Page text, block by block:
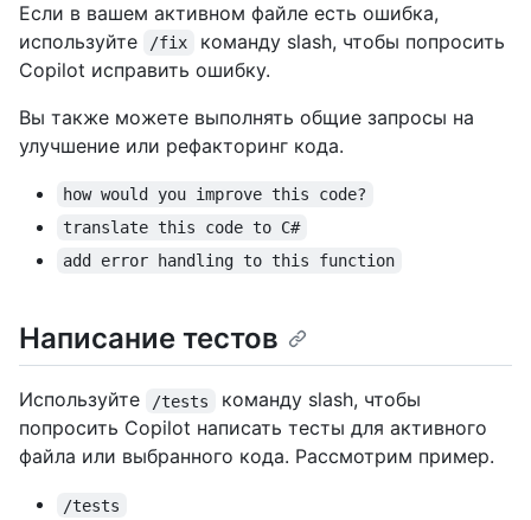
Если в вашем активном файле есть ошибка,
используйте
/fix
команду slash, чтобы попросить
Copilot исправить ошибку.
Вы также можете выполнять общие запросы на
улучшение или рефакторинг кода.
how would you improve this code?
translate this code to C#
add error handling to this function
Написание тестов
Используйте /tests
команду slash, чтобы
попросить Copilot написать тесты для активного
файла или выбранного кода. Рассмотрим пример.
/tests